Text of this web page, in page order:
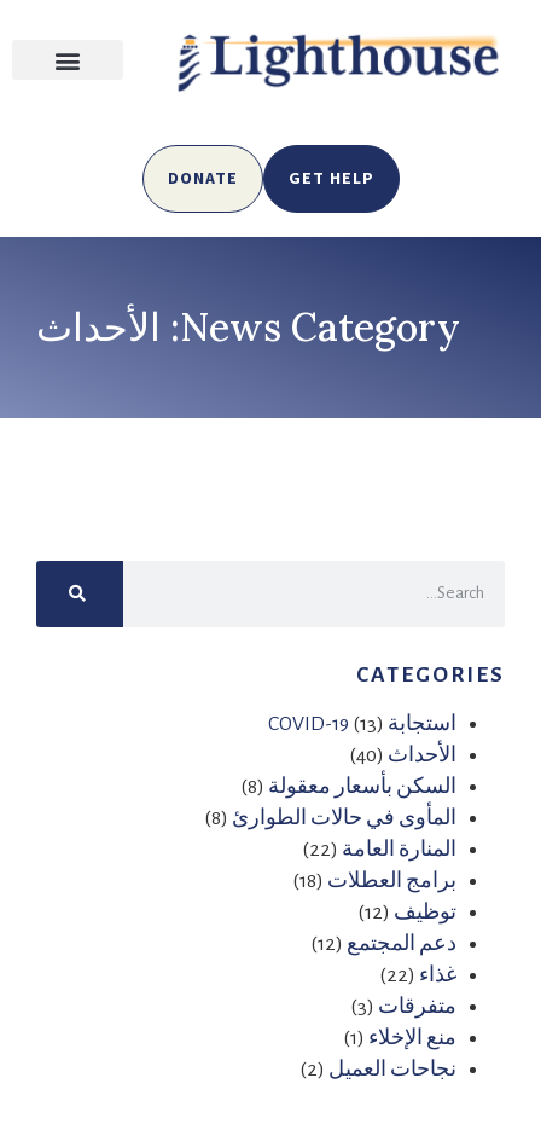
GET HELP
DONATE
News Category: الأحداث
CATEGORIES
استجابة COVID-19 (13)
الأحداث (40)
السكن بأسعار معقولة (8)
المأوى في حالات الطوارئ (8)
المنارة العامة (22)
برامج العطلات (18)
توظيف (12)
دعم المجتمع (12)
غذاء (22)
متفرقات (3)
منع الإخلاء (1)
نجاحات العميل (2)